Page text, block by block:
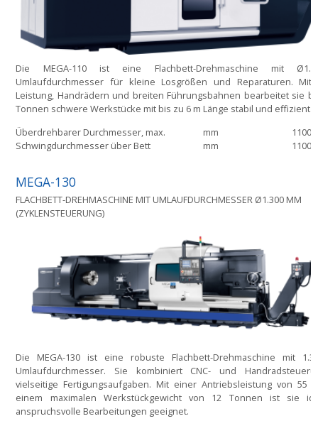
Die MEGA-110 ist eine Flachbett-Drehmaschine mit
Umlaufdurchmesser für kleine Losgrößen und Reparaturen. Mit
Leistung, Handrädern und breiten Führungsbahnen bearbeitet sie
Tonnen schwere Werkstücke mit bis zu 6 m Länge stabil und effizient.
Überdrehbarer Durchmesser, max.
mm
1100
Schwingdurchmesser über Bett
mm 1100
MEGA-130
FLACHBETT-DREHMASCHINE MIT UMLAUFDURCHMESSER Ø1.300 MM
(ZYKLENSTEUERUNG)
Die MEGA-130 ist eine robuste Flachbett-Drehmaschine mit
Umlaufdurchmesser. Sie kombiniert CNC- und
vielseitige Fertigungsaufgaben. Mit einer Antriebsleistung von 55
einem maximalen Werkstückgewicht von 12 Tonnen ist sie
anspruchsvolle Bearbeitungen geeignet.